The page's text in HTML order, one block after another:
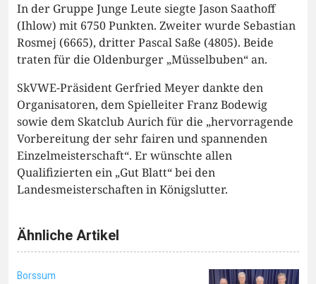
In der Gruppe Junge Leute siegte Jason Saathoff
(Ihlow) mit 6750 Punkten. Zweiter wurde Sebastian
Rosmej (6665), dritter Pascal Saße (4805). Beide
traten für die Oldenburger „Müsselbuben“ an.
SkVWE-Präsident Gerfried Meyer dankte den
Organisatoren, dem Spielleiter Franz Bodewig
sowie dem Skatclub Aurich für die „hervorragende
Vorbereitung der sehr fairen und spannenden
Einzelmeisterschaft“. Er wünschte allen
Qualifizierten ein „Gut Blatt“ bei den
Landesmeisterschaften in Königslutter.
Ähnliche Artikel
Borssum